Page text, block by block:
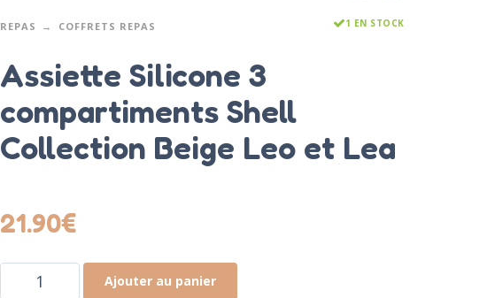
REPAS COFFRETS REPAS 1 EN STOCK
Assiette Silicone 3
compartiments Shell
Collection Beige Leo et Lea
21.90€
Ajouter au panier